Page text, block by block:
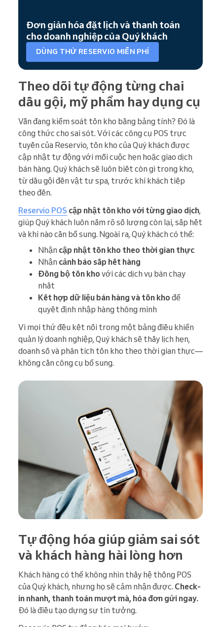
Đơn giản hóa đặt lịch và thanh toán
cho doanh nghiệp của Quý khách
DÙNG THỬ RESERVIO MIỄN PHÍ
Theo dõi tự động từng chai
dầu gội, mỹ phẩm hay dụng cụ
Vẫn đang kiểm soát tồn kho bằng bảng tính? Đó là
công thức cho sai sót. Với các công cụ POS trực
tuyến của Reservio, tồn kho của Quý khách được
cập nhật tự động với mỗi cuộc hẹn hoặc giao dịch
bán hàng. Quý khách sẽ luôn biết còn gì trong kho,
từ dầu gội đến vật tư spa, trước khi khách tiếp
theo đến.
Reservio POS cập nhật tồn kho với từng giao dịch,
giúp Quý khách luôn nắm rõ số lượng còn lại, sắp hết
và khi nào cần bổ sung. Ngoài ra, Quý khách có thể:
Nhận cập nhật tồn kho theo thời gian thực
Nhận cảnh báo sắp hết hàng
Đồng bộ tồn kho với các dịch vụ bán chạy
nhất
Kết hợp dữ liệu bán hàng và tồn kho để
quyết định nhập hàng thông minh
Vì mọi thứ đều kết nối trong một bảng điều khiển
quản lý doanh nghiệp, Quý khách sẽ thấy lịch hẹn,
doanh số và phân tích tồn kho theo thời gian thực—
không cần công cụ bổ sung.
Tự động hóa giúp giảm sai sót
và khách hàng hài lòng hơn
Khách hàng có thể không nhìn thấy hệ thống POS
của Quý khách, nhưng họ sẽ cảm nhận được. Check-
in nhanh, thanh toán mượt mà, hóa đơn gửi ngay.
Đó là điều tạo dựng sự tin tưởng.